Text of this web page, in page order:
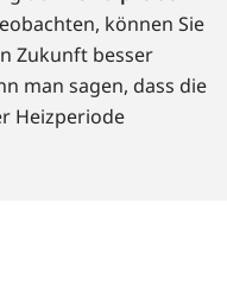
können Sie
Zukunft besser
man sagen, dass die
Heizperiode